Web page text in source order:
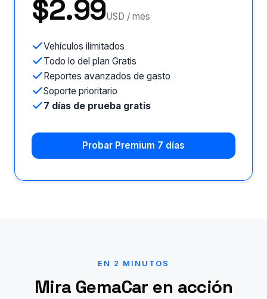
$2.99USD / mes
Vehículos ilimitados
Todo lo del plan Gratis
Reportes avanzados de gasto
Soporte prioritario
7 días de prueba gratis
Probar Premium 7 días
EN 2 MINUTOS
Mira GemaCar en acción